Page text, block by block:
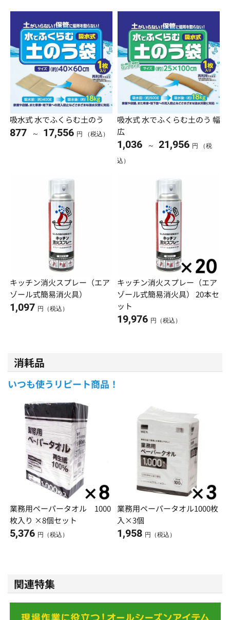
吸水式 水でふくらむ土のう
877 ～ 17,556 円 （税込）
吸水式 水でふくらむ土のう 幅
広
1,036 ～ 21,956 円 （税
込）
キッチン消火スプレー（エア
ゾール式簡易消火具）
1,097 円（税込）
キッチン消火スプレー（エア
ゾール式簡易消火具） 20本セ
ット
19,976 円（税込）
消耗品
いつも使うリピート商品！
業務用ペーパータオル 1000
枚入り ×8個セット
5,376 円（税込）
業務用ペーパータオル1000枚
入×3個
1,958 円（税込）
関連特集